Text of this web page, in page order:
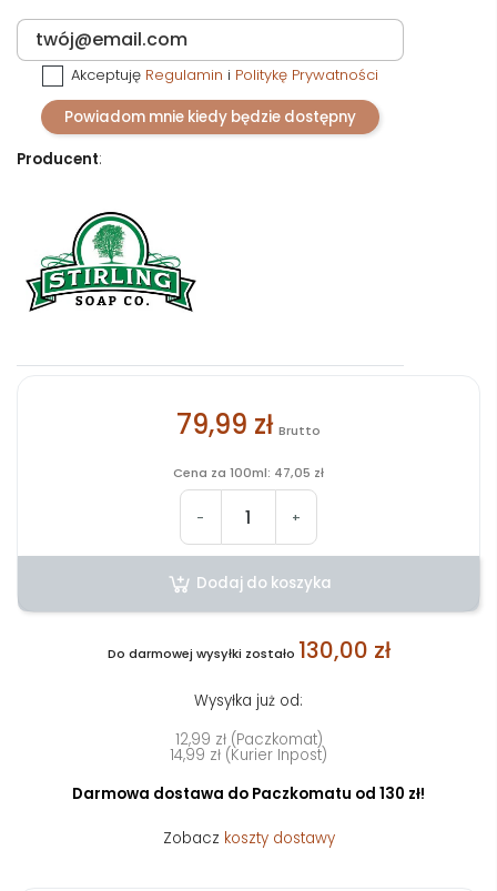
Akceptuję Regulamin i Politykę Prywatności
Powiadom mnie kiedy będzie dostępny
Producent:
79,99 zł Brutto
Cena za 100ml: 47,05 zł
- +
Dodaj do koszyka
Do darmowej wysyłki zostało 130,00 zł
Wysyłka już od:
12,99 zł (Paczkomat)
14,99 zł (Kurier Inpost)
Darmowa dostawa do Paczkomatu od 130 zł!
Zobacz koszty dostawy